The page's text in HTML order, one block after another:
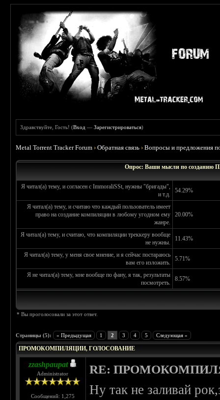
Здравствуйте, Гость! (Вход —Зарегистрироваться)
Metal Torrent Tracker Forum ›Обратная связь ›Вопросы и предложения
Опрос: Ваши мысли по
Я читал(а) тему, и согласен с ImmoraliSSt, нужны "бригады",
и т.д.
54.29%
Я читал(а) тему, и считаю что каждый пользователь имеет
право на создание компиляции в любому угодном ему
жанре.
20.00%
Я читал(а) тему, и считаю, что компиляции треккеру вообще
не нужны.
11.43%
Я читал(а) тему, у меня свое мнение, и я сейчас постараюсь
вам его изложить.
5.71%
Я не читал(а) тему, мне вообще по фану, я так, результаты
посмотреть.
8.57%
* Вы проголосовали за этот ответ.
Страницы (5): « Предыдущая 1 2 3 4 5 Следующая »
ПРОМОКОМПИЛЯЦИИ, ГОЛОСОВАНИЕ
zzashpaupat
Administrator
Сообщений: 1,275
RE:
Ну так не заливай